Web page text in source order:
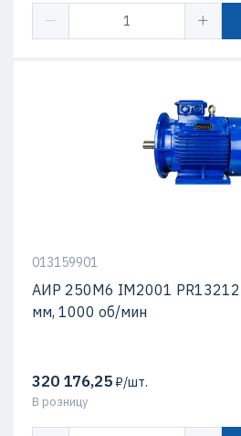
013159901
АИР 250М6 IM2001 PR13212
мм, 1000 об/мин
320 176,25₽/шт.
В розницу